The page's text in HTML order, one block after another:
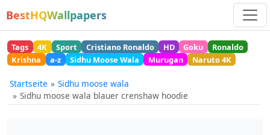
BestHQWallpapers
Tags 4K Sport Cristiano Ronaldo HD Goku
Ronaldo
Krishna
a-z Sidhu Moose Wala Murugan Naruto 4K
Startseite
Sidhu moose wala
Sidhu moose wala blauer crenshaw hoodie